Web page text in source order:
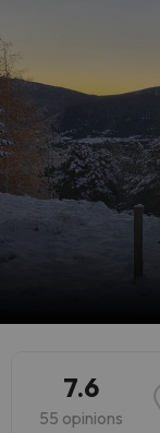
7.6
55 opinions